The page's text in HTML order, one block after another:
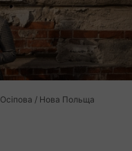
/ Нова Польща